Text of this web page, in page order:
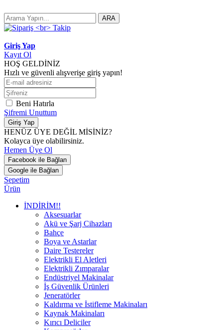
ARA
Giriş Yap
Kayıt Ol
HOŞ GELDİNİZ
Hızlı ve güvenli alışverişe giriş yapın!
Beni Hatırla
Şifremi Unuttum
Giriş Yap
HENÜZ ÜYE DEĞİL MİSİNİZ?
Kolayca üye olabilirsiniz.
Hemen Üye Ol
Facebook ile Bağlan
Google ile Bağlan
Sepetim
Ürün
İNDİRİM!!
Aksesuarlar
Akü ve Şarj Cihazları
Bahçe
Boya ve Astarlar
Daire Testereler
Elektrikli El Aletleri
Elektrikli Zımparalar
Endüstriyel Makinalar
İş Güvenlik Ürünleri
Jeneratörler
Kaldırma ve İstifleme Makinaları
Kaynak Makinaları
Kırıcı Deliciler